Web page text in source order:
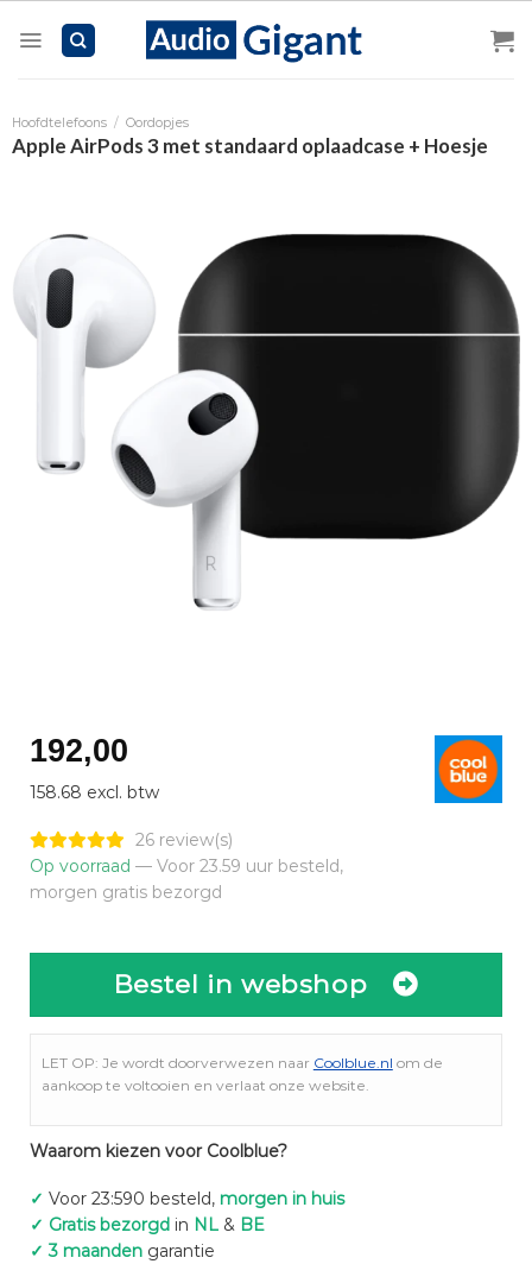
Hoofdtelefoons / Oordopjes
Apple AirPods 3 met standaard oplaadcase + Hoesje
192,00
158.68 excl. btw
26 review(s)
Op voorraad — Voor 23.59 uur besteld,
morgen gratis bezorgd
Bestel in webshop
LET OP: Je wordt doorverwezen naar Coolblue.nl om de
aankoop te voltooien en verlaat onze website.
Waarom kiezen voor Coolblue?
✓ Voor 23:590 besteld, morgen in huis
✓ Gratis bezorgd in NL& BE
✓ 3 maanden garantie